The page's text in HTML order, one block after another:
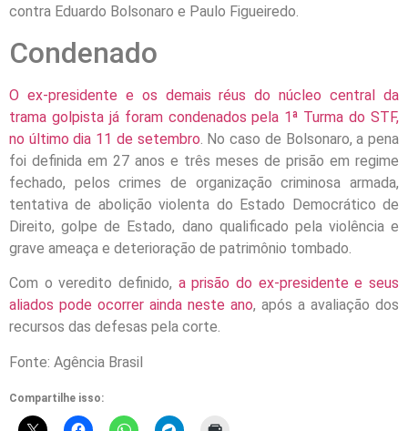
contra Eduardo Bolsonaro e Paulo Figueiredo.
Condenado
O ex-presidente e os demais réus do núcleo central da
trama golpista já foram condenados pela 1ª Turma do STF,
no último dia 11 de setembro. No caso de Bolsonaro, a pena
foi definida em 27 anos e três meses de prisão em regime
fechado, pelos crimes de organização criminosa armada,
tentativa de abolição violenta do Estado Democrático de
Direito, golpe de Estado, dano qualificado pela violência e
grave ameaça e deterioração de patrimônio tombado.
Com o veredito definido, a prisão do ex-presidente e seus
aliados pode ocorrer ainda neste ano, após a avaliação dos
recursos das defesas pela corte.
Fonte: Agência Brasil
Compartilhe isso: